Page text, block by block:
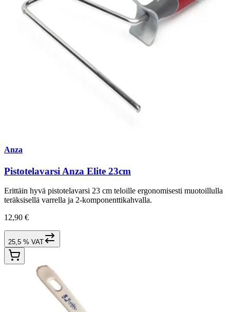
Anza
Pistotelavarsi Anza Elite 23cm
Erittäin hyvä pistotelavarsi 23 cm teloille ergonomisesti muotoillulla
teräksisellä varrella ja 2-komponenttikahvalla.
12,90 €
25,5 % VAT